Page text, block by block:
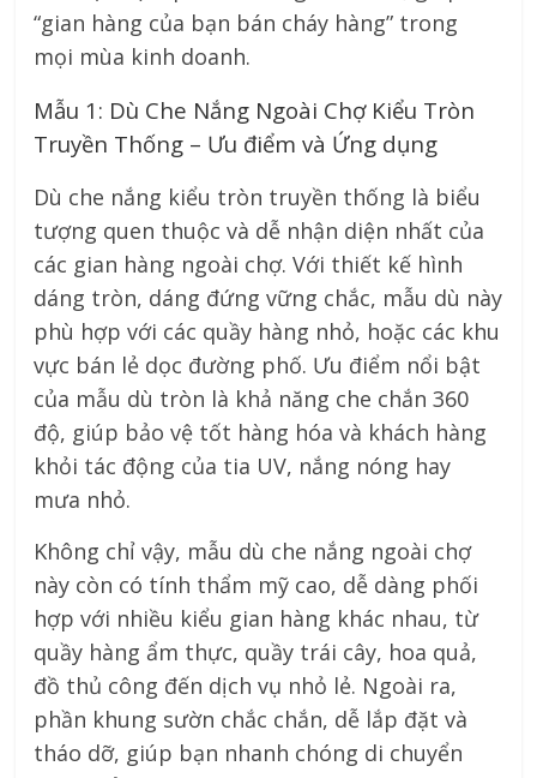
“gian hàng của bạn bán cháy hàng” trong
mọi mùa kinh doanh.
Mẫu 1: Dù Che Nắng Ngoài Chợ Kiểu Tròn
Truyền Thống – Ưu điểm và Ứng dụng
Dù che nắng kiểu tròn truyền thống là biểu
tượng quen thuộc và dễ nhận diện nhất của
các gian hàng ngoài chợ. Với thiết kế hình
dáng tròn, dáng đứng vững chắc, mẫu dù này
phù hợp với các quầy hàng nhỏ, hoặc các khu
vực bán lẻ dọc đường phố. Ưu điểm nổi bật
của mẫu dù tròn là khả năng che chắn 360
độ, giúp bảo vệ tốt hàng hóa và khách hàng
khỏi tác động của tia UV, nắng nóng hay
mưa nhỏ.
Không chỉ vậy, mẫu dù che nắng ngoài chợ
này còn có tính thẩm mỹ cao, dễ dàng phối
hợp với nhiều kiểu gian hàng khác nhau, từ
quầy hàng ẩm thực, quầy trái cây, hoa quả,
đồ thủ công đến dịch vụ nhỏ lẻ. Ngoài ra,
phần khung sườn chắc chắn, dễ lắp đặt và
tháo dỡ, giúp bạn nhanh chóng di chuyển